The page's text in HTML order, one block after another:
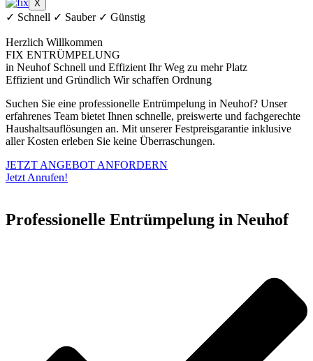
X
✓ Schnell ✓ Sauber ✓ Günstig
Herzlich Willkommen
FIX ENTRÜMPELUNG
in Neuhof Schnell und Effizient Ihr Weg zu mehr Platz
Effizient und Gründlich Wir schaffen Ordnung
Suchen Sie eine professionelle Entrümpelung in Neuhof? Unser
erfahrenes Team bietet Ihnen schnelle, preiswerte und fachgerechte
Haushaltsauflösungen an. Mit unserer Festpreisgarantie inklusive
aller Kosten erleben Sie keine Überraschungen.
JETZT ANGEBOT ANFORDERN
Jetzt Anrufen!
Professionelle Entrümpelung in Neuhof